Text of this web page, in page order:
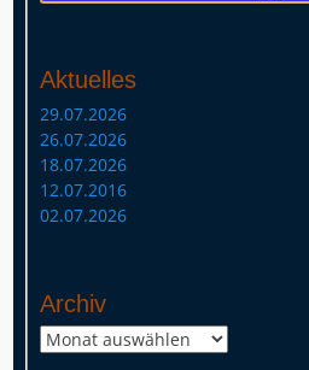
Aktuelles
29.07.2026
26.07.2026
18.07.2026
12.07.2016
02.07.2026
Archiv
Archiv